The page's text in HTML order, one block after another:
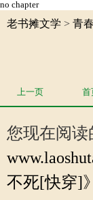
no chapter
老书摊文学 > 青
上一页 首
您现在阅读
不死[快穿]